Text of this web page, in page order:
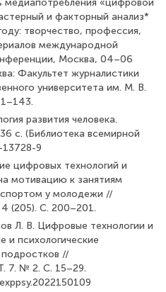
«цифровой
и факторный анализ*
творчество, профессия,
международной
Москва, 04–06
Факультет журналистики
университета им. М. В.
развития человека.
c. (Библиотека всемирной
13728-9
цифровых технологий и
мотивацию к занятиям
спортом у молодежи //
(205). С. 200–201.
Л. В. Цифровые технологии и
и психологические
//
7. № 2. С. 15–29.